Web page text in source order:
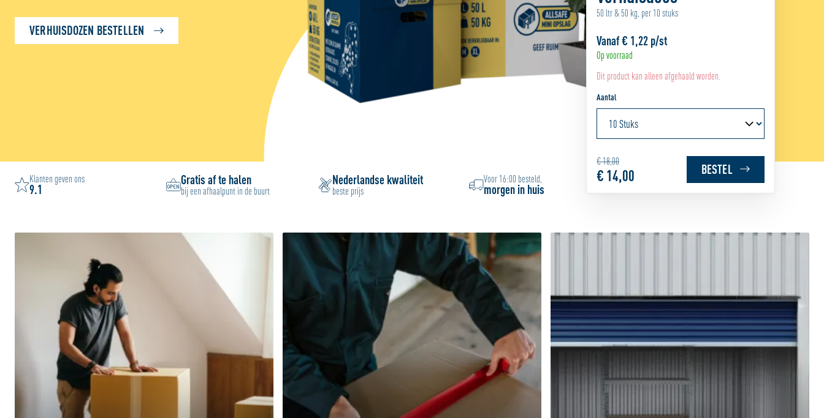
VERHUISDOZEN BESTELLEN
Klanten geven ons
9.1
Gratis af te halen
bij een afhaalpunt in de buurt
Nederlandse kwaliteit
beste prijs
Voor 16:00 besteld,
morgen in huis
50 ltr & 50 kg, per 10 stuks
Vanaf€ 1,22 p/st
Op voorraad
Dit product kan alleen afgehaald worden.
Aantal
€ 18,00
€ 14,00 BESTEL